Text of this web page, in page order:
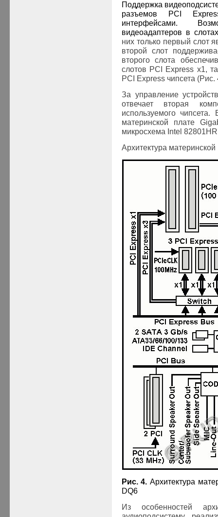
Поддержка
разъемов PCI
интерфейсами.
видеоадаптеров в
них только первый слот
второй слот
второго слота
слотов PCI Express x1,
PCI
Express чипсета (Рис.
За управление
отвечает вторая
используемого
материнской плате
микросхема Intel 82801НR
Архитектура
Рис.4. Архитектура
DQ6
Из особенностей